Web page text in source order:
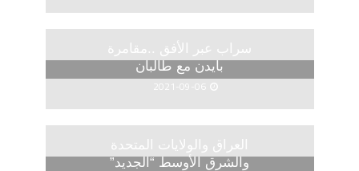
سراب عبر الأفق ..مقامرة
بايدن مع طالبان
2021-09-06
العراق والولايات المتحدة
والشرق الأوسط “الجديد”